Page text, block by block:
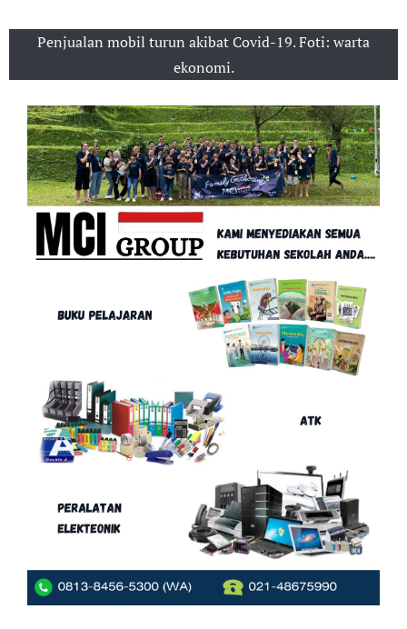
Penjualan mobil turun akibat Covid-19. Foti: warta
ekonomi.